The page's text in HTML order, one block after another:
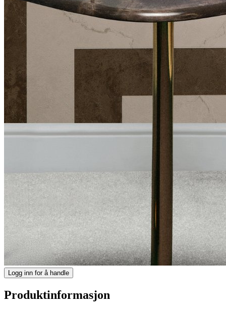
Logg inn for å handle
Produktinformasjon